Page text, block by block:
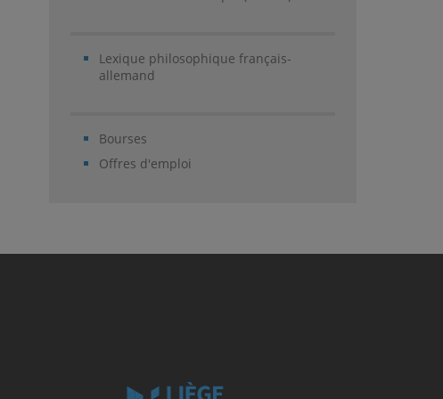
Lexique philosophique français-
allemand
Bourses
Offres d'emploi